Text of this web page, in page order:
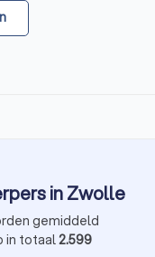
in Zwolle
gemiddeld
in totaal2.599